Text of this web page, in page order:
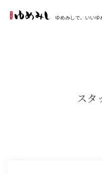
ゆめみしで、いい
スタ